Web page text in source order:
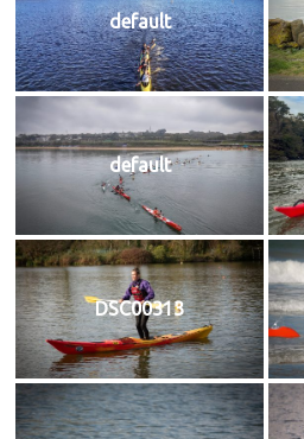
default
default
DSC00313